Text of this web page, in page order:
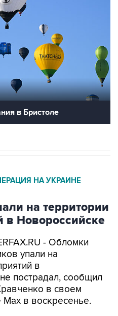
в Бристоле
НА УКРАИНЕ
на территории
в Новороссийске
- Обломки
упали на
в
пострадал, сообщил
в своем
в воскресенье.